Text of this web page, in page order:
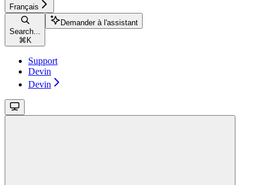
Français
Search...
⌘ K
Demander à l'assistant
Support
Devin
Devin